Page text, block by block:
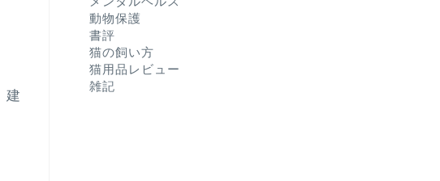
建
動物保護
書評
猫の飼い方
猫用品レビュー
雑記